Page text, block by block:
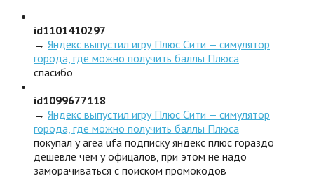
id1101410297
→ Яндекс выпустил игру Плюс Сити — симулятор
города, где можно получить баллы Плюса
спасибо
id1099677118
→ Яндекс выпустил игру Плюс Сити — симулятор
города, где можно получить баллы Плюса
покупал у area ufa подписку яндекс плюс гораздо
дешевле чем у офицалов, при этом не надо
заморачиваться с поиском промокодов